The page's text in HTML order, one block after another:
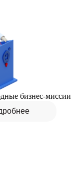
бизнес-миссии